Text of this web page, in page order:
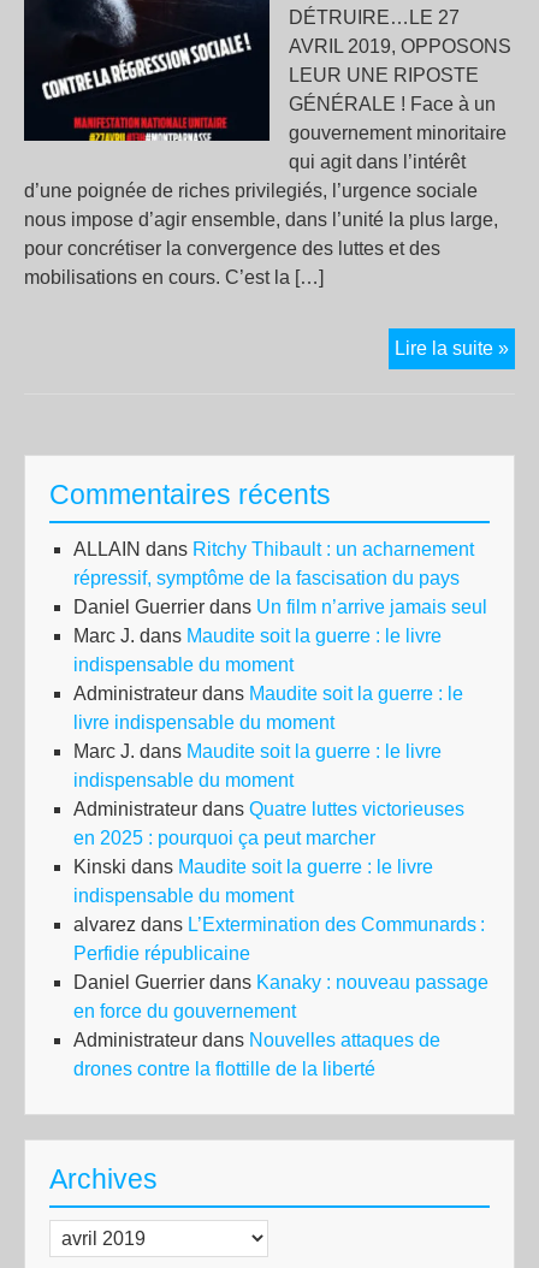
DÉTRUIRE…LE 27
AVRIL 2019, OPPOSONS
LEUR UNE RIPOSTE
GÉNÉRALE ! Face à un
gouvernement minoritaire
qui agit dans l’intérêt
d’une poignée de riches privilegiés, l’urgence sociale
nous impose d’agir ensemble, dans l’unité la plus large,
pour concrétiser la convergence des luttes et des
mobilisations en cours. C’est la […]
Lire la suite »Le
27
Commentaires récents
ALLAIN dans Ritchy Thibault : un acharnement
répressif, symptôme de la fascisation du pays
Daniel Guerrier dans Un film n’arrive jamais seul
Marc J. dans Maudite soit la guerre : le livre
indispensable du moment
Administrateur dans Maudite soit la guerre : le
livre indispensable du moment
Marc J. dans Maudite soit la guerre : le livre
indispensable du moment
Administrateur dans Quatre luttes victorieuses
en 2025 : pourquoi ça peut marcher
Kinski dans Maudite soit la guerre : le livre
indispensable du moment
alvarez dans L’Extermination des Communards :
Perfidie républicaine
Daniel Guerrier dans Kanaky : nouveau passage
en force du gouvernement
Administrateur dans Nouvelles attaques de
drones contre la flottille de la liberté
Archives
Archives